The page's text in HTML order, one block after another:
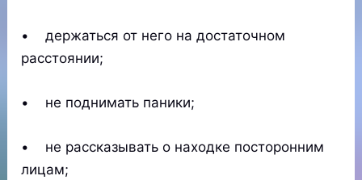
• держаться от него на достаточном
расстоянии;
• не поднимать паники;
• не рассказывать о находке посторонним
лицам;